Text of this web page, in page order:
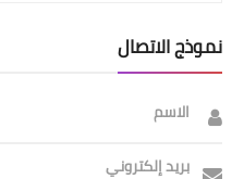
نموذج الاتصال
الاسم
بريد إلكتروني